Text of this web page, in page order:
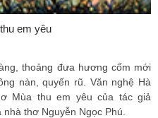
em yêu
thoảng đưa hương cốm mới
nàn, quyến rũ. Văn nghệ Hà
Mùa thu em yêu của tác giả
thơ Nguyễn Ngọc Phú.